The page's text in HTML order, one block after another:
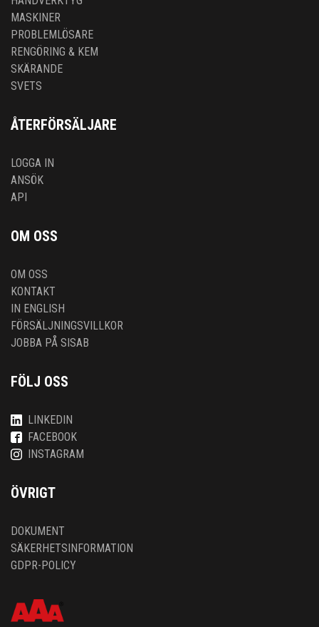
MASKINER
PROBLEMLÖSARE
RENGÖRING & KEM
SKÄRANDE
SVETS
ÅTERFÖRSÄLJARE
LOGGA IN
ANSÖK
API
OM OSS
OM OSS
KONTAKT
IN ENGLISH
FÖRSÄLJNINGSVILLKOR
JOBBA PÅ SISAB
FÖLJ OSS
LINKEDIN
FACEBOOK
INSTAGRAM
ÖVRIGT
DOKUMENT
SÄKERHETSINFORMATION
GDPR-POLICY